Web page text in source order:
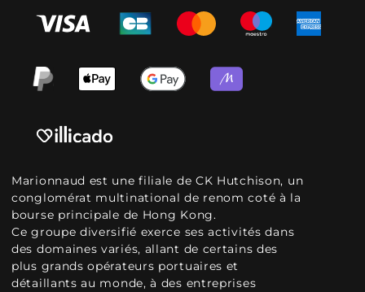
Marionnaud est une filiale de CK Hutchison, un
conglomérat multinational de renom coté à la
bourse principale de Hong Kong.
Ce groupe diversifié exerce ses activités dans
des domaines variés, allant de certains des
plus grands opérateurs portuaires et
détaillants au monde, à des entreprises